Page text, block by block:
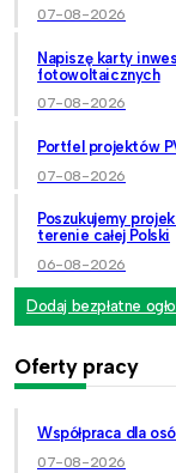
07-08-2026
Napiszę karty
fotowoltaicznych
07-08-2026
Portfel projektów
07-08-2026
Poszukujemy
terenie całej Polski
06-08-2026
Dodaj bezpłatne
Oferty pracy
Współpraca dla
07-08-2026